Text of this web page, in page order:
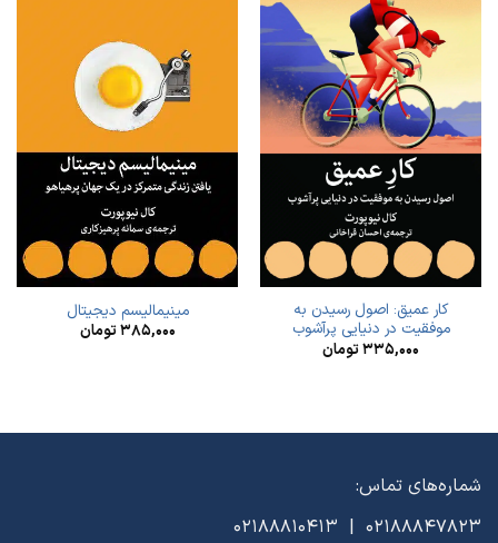
کار عمیق: اصول رسیدن به
موفقیت در دنیایی پرآشوب
۳۳۵,۰۰۰تومان
مینیمالیسم دیجیتال
۳۸۵,۰۰۰تومان
شماره‌های تماس:
02188847823 | 02188810413